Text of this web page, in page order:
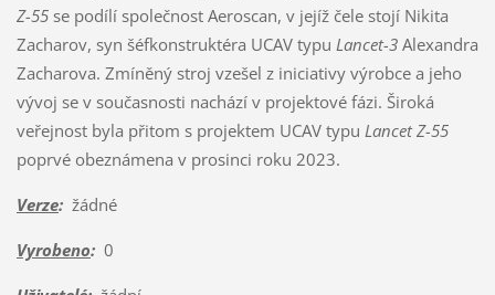
Z-55se podílí společnost Aeroscan, v jejíž čele stojí Nikita
Zacharov, syn šéfkonstruktéra UCAV typu Lancet-3Alexandra
Zacharova. Zmíněný stroj vzešel z iniciativy výrobce a jeho
vývoj se v současnosti nachází v projektové fázi. Široká
veřejnost byla přitom s projektem UCAV typu Lancet Z-55
poprvé obeznámena v prosinci roku 2023.
Verze:žádné
Vyrobeno:0